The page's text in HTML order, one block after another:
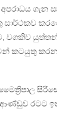
වගකිව
කටයුතු කරන
රටට